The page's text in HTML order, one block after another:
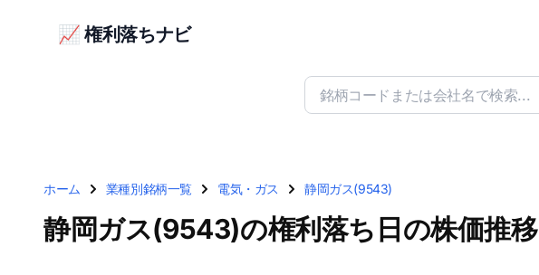
📈 権利落ちナビ
ホーム 業種別銘柄一覧 電気・ガス 静岡ガス(9543)
静岡ガス(9543)の権利落ち日の株価推移